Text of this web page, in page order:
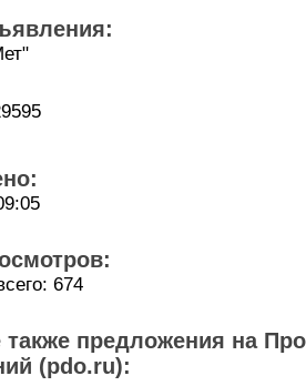
674
также предложения на
(pdo.ru):